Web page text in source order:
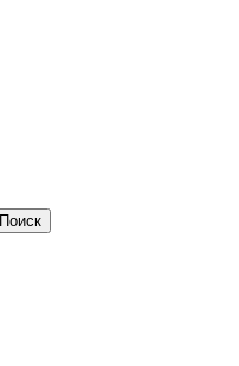
Поиск